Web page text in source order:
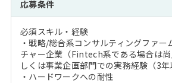
応募条件
必須スキル・経験
・戦略/総合系コンサルティングファー
チャー企業（Fintech系である場合は
しくは事業企画部門での実務経験（3年
・ハードワークへの耐性